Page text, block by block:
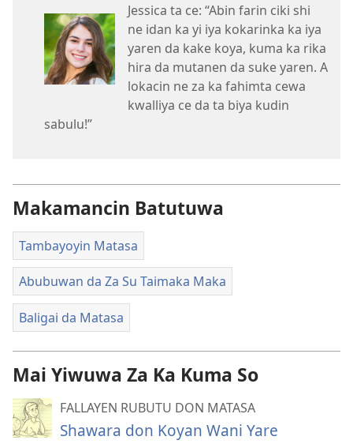
Jessica ta ce: “Abin farin ciki shi
ne idan ka yi iya kokarinka ka iya
yaren da kake koya, kuma ka rika
hira da mutanen da suke yaren. A
lokacin ne za ka fahimta cewa
kwalliya ce da ta biya kudin
sabulu!”
Makamancin Batutuwa
Tambayoyin Matasa
Abubuwan da Za Su Taimaka Maka
Baligai da Matasa
Mai Yiwuwa Za Ka Kuma So
FALLAYEN RUBUTU DON MATASA
Shawara don Koyan Wani Yare